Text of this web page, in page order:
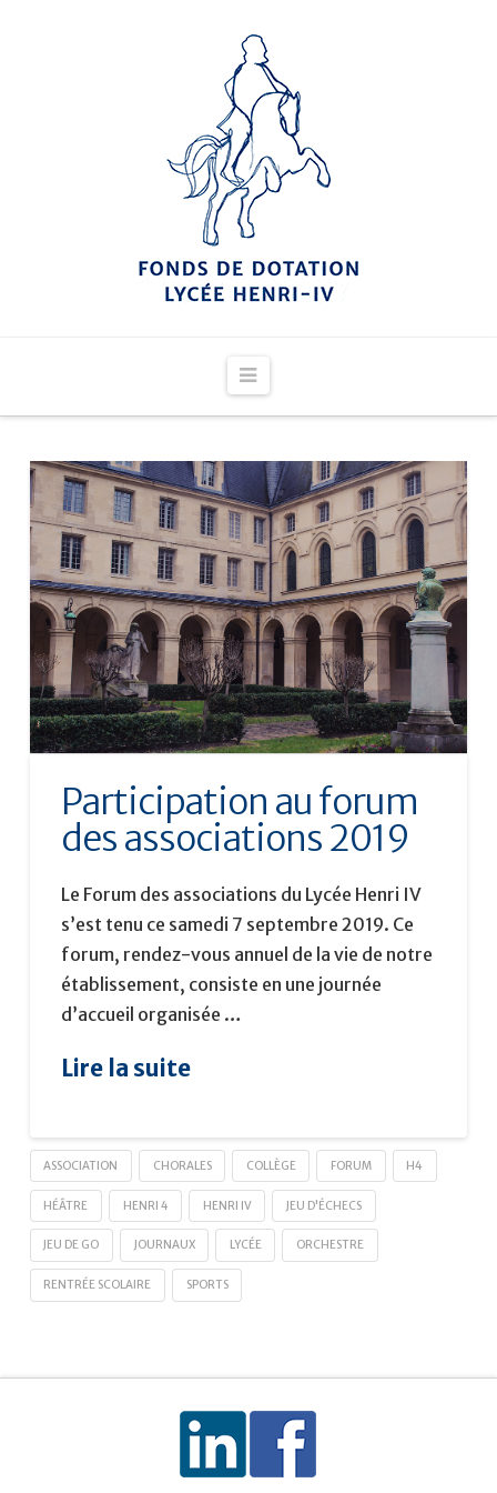
Navigation
Participation au forum
des associations 2019
Le Forum des associations du Lycée Henri IV
s’est tenu ce samedi 7 septembre 2019. Ce
forum, rendez-vous annuel de la vie de notre
établissement, consiste en une journée
d’accueil organisée …
Lire la suite
ASSOCIATION CHORALES COLLÈGE FORUM H4
HÉÂTRE HENRI 4 HENRI IV JEU D'ÉCHECS
JEU DE GO JOURNAUX LYCÉE ORCHESTRE
RENTRÉE SCOLAIRE SPORTS